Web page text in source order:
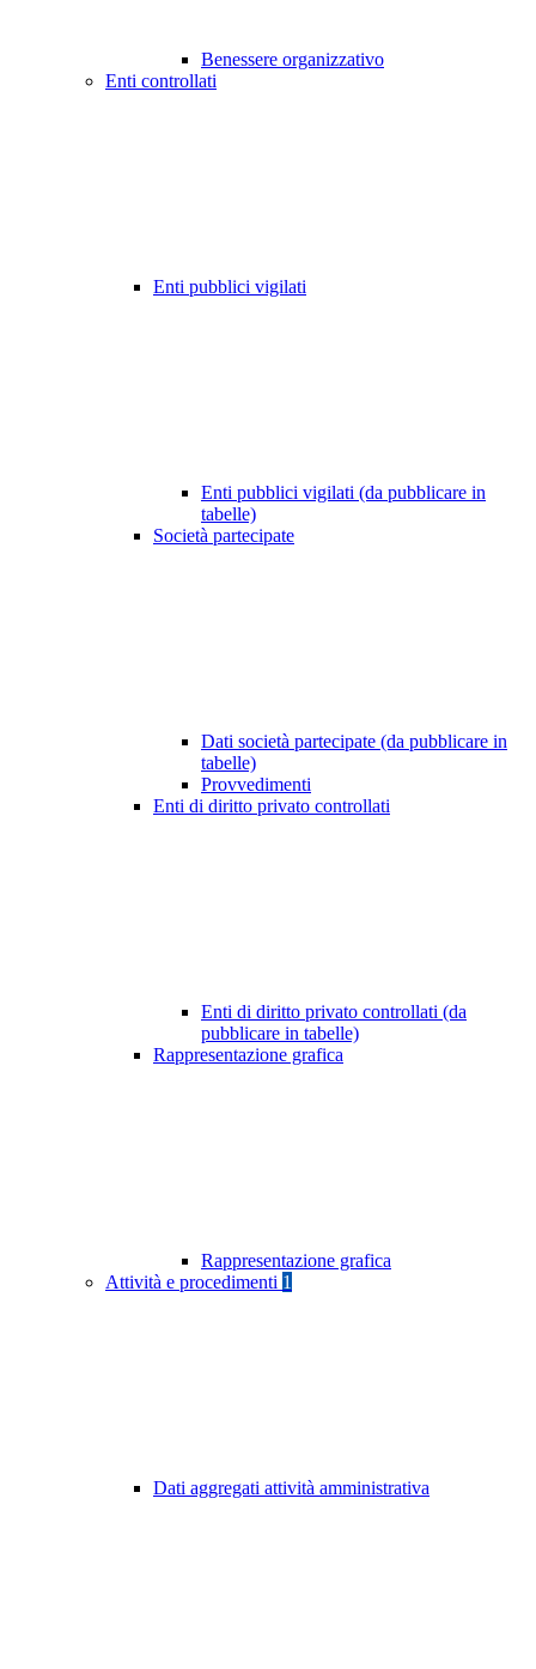
Benessere organizzativo
Enti controllati
Enti pubblici vigilati
Enti pubblici vigilati (da pubblicare in
tabelle)
Società partecipate
Dati società partecipate (da pubblicare in
tabelle)
Provvedimenti
Enti di diritto privato controllati
Enti di diritto privato controllati (da
pubblicare in tabelle)
Rappresentazione grafica
Rappresentazione grafica
Attività e procedimenti 1
Dati aggregati attività amministrativa